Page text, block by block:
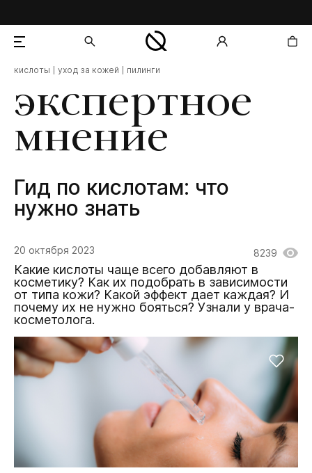
экспертное
мнение
Гид по кислотам: что
нужно знать
кислоты уход за кожей пилинги
20 октября 2023 8239
Какие кислоты чаще всего добавляют в
косметику? Как их подобрать в зависимости
от типа кожи? Какой эффект дает каждая? И
почему их не нужно бояться? Узнали у врача-
косметолога.